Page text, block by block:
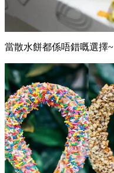
當散水餅都係唔錯嘅選擇~